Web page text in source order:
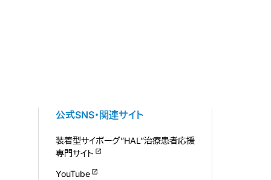
公式SNS・関連サイト
装着型サイボーグ”HAL”治療患者応援
専門サイト
YouTube